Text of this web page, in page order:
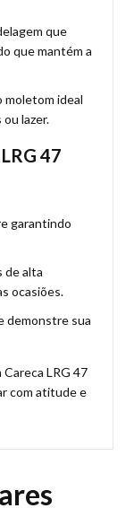
que
que mantém a
ideal
lazer.
47
garantindo
de alta
ocasiões.
demonstre sua
LRG 47
com atitude e